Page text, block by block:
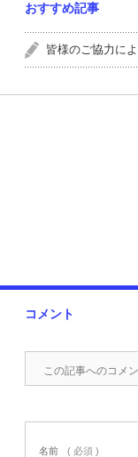
おすすめ記事
皆様のご協力に
コメント
この記事へのコメ
名前 ( 必須 )